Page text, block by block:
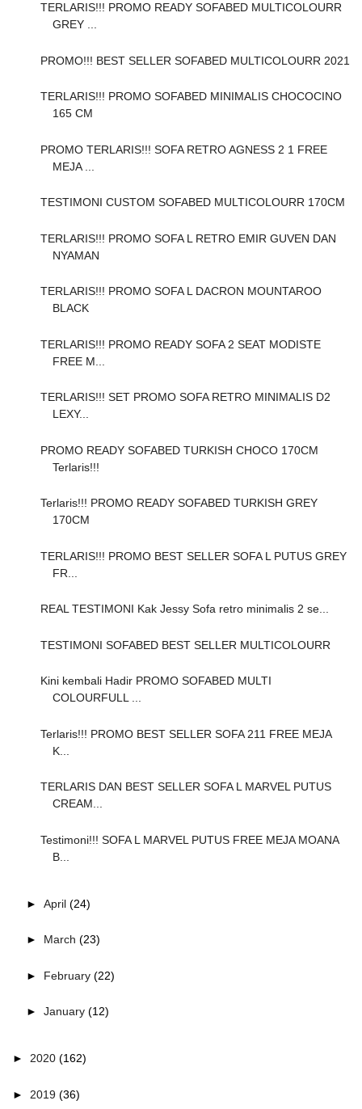
TERLARIS!!! PROMO READY SOFABED MULTICOLOURR
GREY ...
PROMO!!! BEST SELLER SOFABED MULTICOLOURR 2021
TERLARIS!!! PROMO SOFABED MINIMALIS CHOCOCINO
165 CM
PROMO TERLARIS!!! SOFA RETRO AGNESS 2 1 FREE
MEJA ...
TESTIMONI CUSTOM SOFABED MULTICOLOURR 170CM
TERLARIS!!! PROMO SOFA L RETRO EMIR GUVEN DAN
NYAMAN
TERLARIS!!! PROMO SOFA L DACRON MOUNTAROO
BLACK
TERLARIS!!! PROMO READY SOFA 2 SEAT MODISTE
FREE M...
TERLARIS!!! SET PROMO SOFA RETRO MINIMALIS D2
LEXY...
PROMO READY SOFABED TURKISH CHOCO 170CM
Terlaris!!!
Terlaris!!! PROMO READY SOFABED TURKISH GREY
170CM
TERLARIS!!! PROMO BEST SELLER SOFA L PUTUS GREY
FR...
REAL TESTIMONI Kak Jessy Sofa retro minimalis 2 se...
TESTIMONI SOFABED BEST SELLER MULTICOLOURR
Kini kembali Hadir PROMO SOFABED MULTI
COLOURFULL ...
Terlaris!!! PROMO BEST SELLER SOFA 211 FREE MEJA
K...
TERLARIS DAN BEST SELLER SOFA L MARVEL PUTUS
CREAM...
Testimoni!!! SOFA L MARVEL PUTUS FREE MEJA MOANA
B...
► April (24)
► March (23)
► February (22)
► January (12)
► 2020 (162)
► 2019 (36)